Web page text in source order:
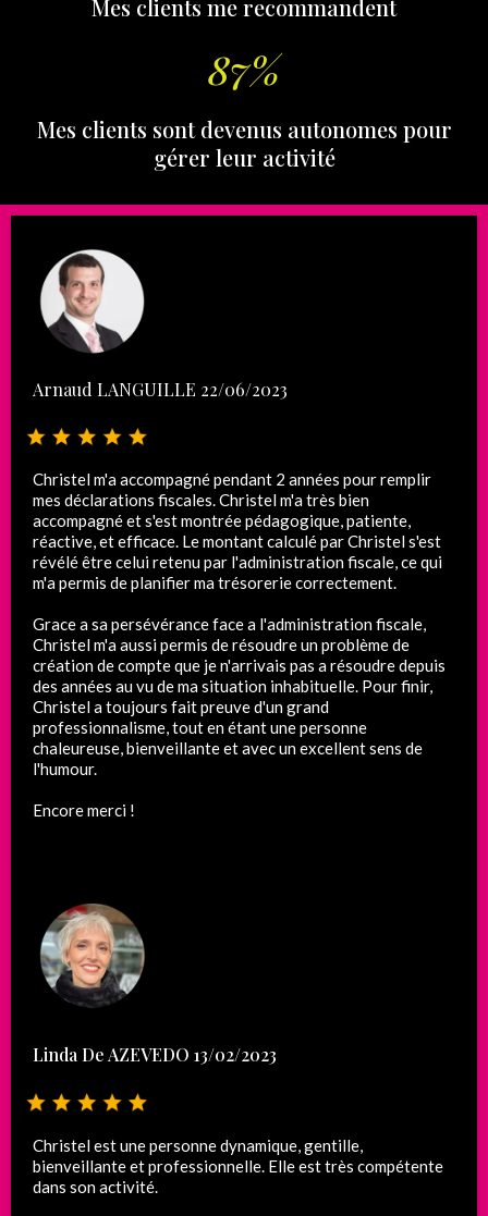
Mes clients me recommandent
87%
Mes clients sont devenus autonomes pour
gérer leur activité
Arnaud LANGUILLE 22/06/2023
Christel m'a accompagné pendant 2 années pour remplir
mes déclarations fiscales. Christel m'a très bien
accompagné et s'est montrée pédagogique, patiente,
réactive, et efficace. Le montant calculé par Christel s'est
révélé être celui retenu par l'administration fiscale, ce qui
m'a permis de planifier ma trésorerie correctement.
Grace a sa persévérance face a l'administration fiscale,
Christel m'a aussi permis de résoudre un problème de
création de compte que je n'arrivais pas a résoudre depuis
des années au vu de ma situation inhabituelle. Pour finir,
Christel a toujours fait preuve d'un grand
professionnalisme, tout en étant une personne
chaleureuse, bienveillante et avec un excellent sens de
l'humour.
Encore merci !
Linda De AZEVEDO 13/02/2023
Christel est une personne dynamique, gentille,
bienveillante et professionnelle. Elle est très compétente
dans son activité.